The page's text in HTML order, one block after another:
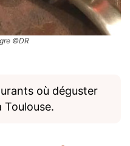
©DR
où déguster
Toulouse.